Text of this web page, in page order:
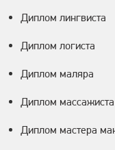
Диплом лингвиста
Диплом логиста
Диплом маляра
Диплом массажиста
Диплом мастера